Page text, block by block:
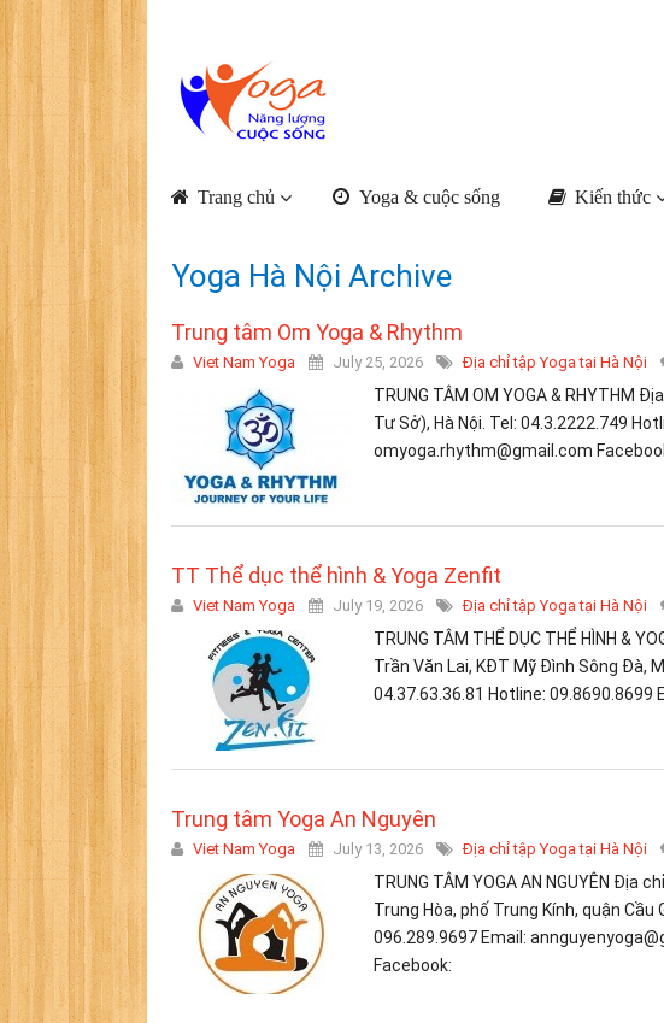
Trang chủ Yoga & cuộc sống Kiến thức
Yoga Hà Nội Archive
Trung tâm Om Yoga & Rhythm
Viet Nam Yoga July 25, 2026 Địa chỉ tập Yoga tại Hà Nội
TRUNG TÂM OM YOGA & RHYTHM
Tư Sở), Hà Nội. Tel: 04.3.2222.749
omyoga.rhythm@gmail.com
TT Thể dục thể hình & Yoga Zenfit
Viet Nam Yoga July 19, 2026 Địa chỉ tập Yoga tại Hà Nội
TRUNG TÂM THỂ DỤC THỂ HÌNH &
Trần Văn Lai, KĐT Mỹ Đình Sông Đà,
04.37.63.36.81 Hotline: 09.8690.8699
Trung tâm Yoga An Nguyên
Viet Nam Yoga July 13, 2026 Địa chỉ tập Yoga tại Hà Nội
TRUNG TÂM YOGA AN NGUYÊN Địa
Trung Hòa, phố Trung Kính, quận Cầu
096.289.9697 Email:
Facebook: